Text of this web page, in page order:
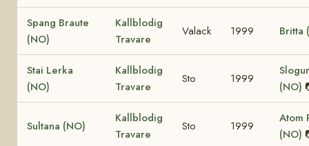
Spang Braute
(NO)
Kallblodig
Travare
Valack 1999 Britta
Stai Lerka
(NO)
Kallblodig
Travare
Sto 1999
(NO)
Sultana (NO)
Kallblodig
Travare
Sto 1999
Atom
(NO)